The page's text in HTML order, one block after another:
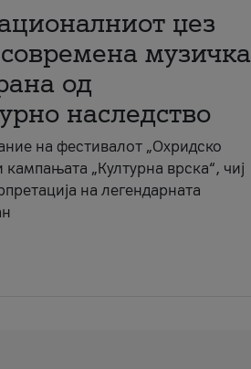
џез
музичка
од
наследство
на фестивалот „Охридско
„Културна врска“, чиј
на легендарната